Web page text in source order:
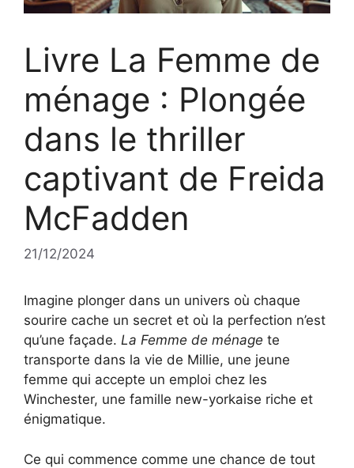
Livre La Femme de
ménage : Plongée
dans le thriller
captivant de Freida
McFadden
21/12/2024
Imagine plonger dans un univers où chaque
sourire cache un secret et où la perfection n’est
qu’une façade. La Femme de ménage te
transporte dans la vie de Millie, une jeune
femme qui accepte un emploi chez les
Winchester, une famille new-yorkaise riche et
énigmatique.
Ce qui commence comme une chance de tout